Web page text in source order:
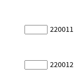
220011
220012